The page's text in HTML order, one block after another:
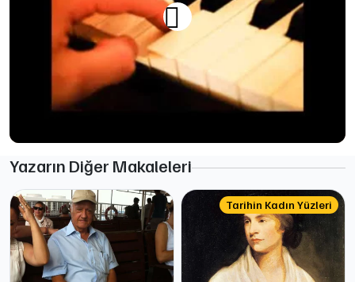
Yazarın Diğer Makaleleri
Tarihin Kadın Yüzleri